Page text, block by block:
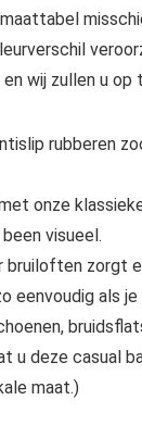
wij zullen u
onze
visueel.
eenvoudig als
deze casual
maat.)